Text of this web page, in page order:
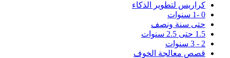
كراريس لتطوير الذكاء
0 -1 سنوات
حتى سنة ونصف
1.5 حتى 2.5 سنوات
2 - 3 سنوات
قصص معالجة الخوف